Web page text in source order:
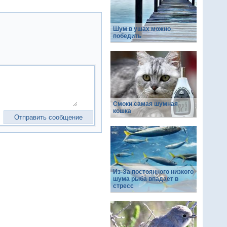
Шум в ушах можно
победить
Смоки самая шумная
кошка
Из-За постоянного низкого
шума рыба впадает в
стресс